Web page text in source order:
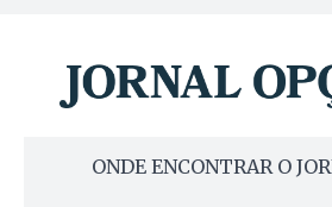
ONDE ENCONTRAR O